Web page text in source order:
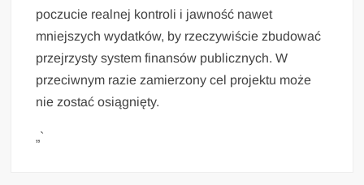
poczucie realnej kontroli i jawność nawet
mniejszych wydatków, by rzeczywiście zbudować
przejrzysty system finansów publicznych. W
przeciwnym razie zamierzony cel projektu może
nie zostać osiągnięty.
„`